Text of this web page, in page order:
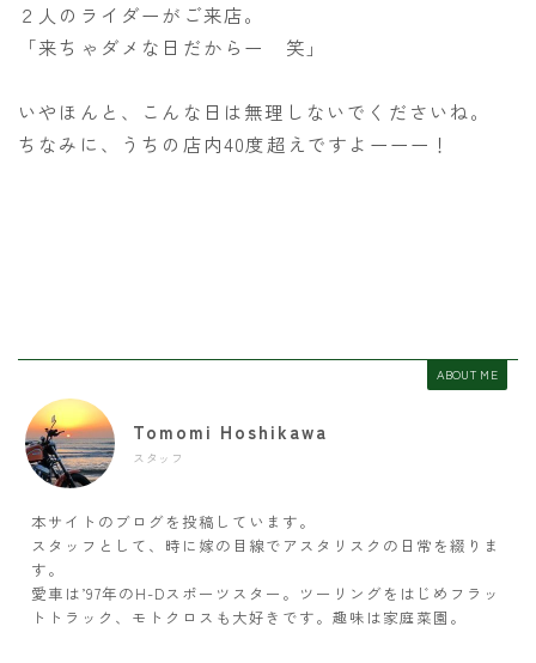
２人のライダーがご来店。
「来ちゃダメな日だからー 笑」
いやほんと、こんな日は無理しないでくださいね。
ちなみに、うちの店内40度超えですよーーー！
ABOUT ME
Tomomi Hoshikawa
スタッフ
本サイトのブログを投稿しています。
スタッフとして、時に嫁の目線でアスタリスクの日常を綴りま
す。
愛車は’97年のH-Dスポーツスター。ツーリングをはじめフラッ
トトラック、モトクロスも大好きです。趣味は家庭菜園。